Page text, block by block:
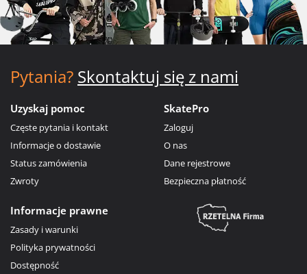
Pytania? Skontaktuj się z nami
Uzyskaj pomoc
Częste pytania i kontakt
Informacje o dostawie
Status zamówienia
Zwroty
SkatePro
Zaloguj
O nas
Dane rejestrowe
Bezpieczna płatność
Informacje prawne
Zasady i warunki
Polityka prywatności
Dostępność